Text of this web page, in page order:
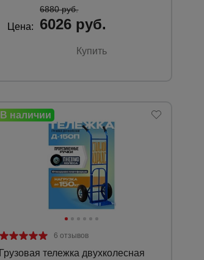
Цена:
6880 руб.
6026 руб.
Купить
6 отзывов
Грузовая тележка двухколесная